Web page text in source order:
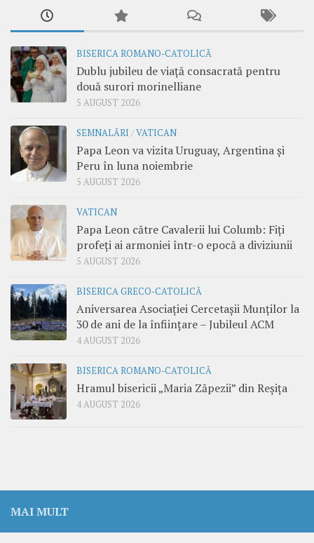
BISERICA ROMANO-CATOLICĂ
Dublu jubileu de viață consacrată pentru
două surori morinelliane
5 AUGUST 2026
SEMNALĂRI /VATICAN
Papa Leon va vizita Uruguay, Argentina și
Peru în luna noiembrie
5 AUGUST 2026
VATICAN
Papa Leon către Cavalerii lui Columb: Fiți
profeți ai armoniei într-o epocă a diviziunii
5 AUGUST 2026
BISERICA GRECO-CATOLICĂ
Aniversarea Asociației Cercetașii Munților la
30 de ani de la înființare – Jubileul ACM
4 AUGUST 2026
BISERICA ROMANO-CATOLICĂ
Hramul bisericii „Maria Zăpezii” din Reșița
4 AUGUST 2026
MAI MULT